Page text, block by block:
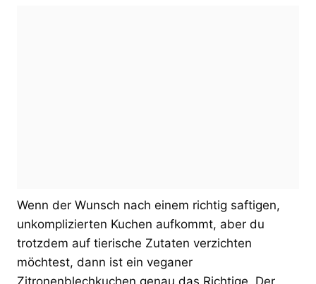
Wenn der Wunsch nach einem richtig saftigen,
unkomplizierten Kuchen aufkommt, aber du
trotzdem auf tierische Zutaten verzichten
möchtest, dann ist ein veganer
Zitronenblechkuchen genau das Richtige. Der